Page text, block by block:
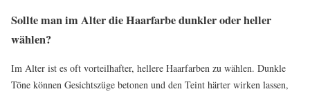
Sollte man im Alter die Haarfarbe dunkler oder heller
wählen?
Im Alter ist es oft vorteilhafter, hellere Haarfarben zu wählen. Dunkle
Töne können Gesichtszüge betonen und den Teint härter wirken lassen,